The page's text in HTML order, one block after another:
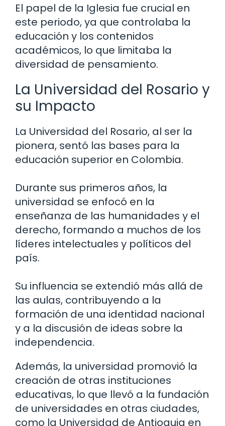
El papel de la Iglesia fue crucial en
este periodo, ya que controlaba la
educación y los contenidos
académicos, lo que limitaba la
diversidad de pensamiento.
La Universidad del Rosario y
su Impacto
La Universidad del Rosario, al ser la
pionera, sentó las bases para la
educación superior en Colombia.
Durante sus primeros años, la
universidad se enfocó en la
enseñanza de las humanidades y el
derecho, formando a muchos de los
líderes intelectuales y políticos del
país.
Su influencia se extendió más allá de
las aulas, contribuyendo a la
formación de una identidad nacional
y a la discusión de ideas sobre la
independencia.
Además, la universidad promovió la
creación de otras instituciones
educativas, lo que llevó a la fundación
de universidades en otras ciudades,
como la Universidad de Antioquia en